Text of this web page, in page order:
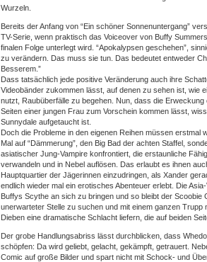
Wurzeln.
Bereits der Anfang von “Ein schöner Sonnenuntergang”
TV-Serie, wenn praktisch das Voiceover von Buffy
finalen Folge unterlegt wird. “Apokalypsen geschehen”,
zu verändern. Das muss sie tun. Das bedeutet entweder
Besserem.”
Dass tatsächlich jede positive Veränderung auch ihre
Videobänder zukommen lässt, auf denen zu sehen ist, wie
nutzt, Raubüberfälle zu begehen. Nun, dass die
Seiten einer jungen Frau zum Vorschein kommen lässt,
Sunnydale aufgetaucht ist.
Doch die Probleme in den eigenen Reihen müssen erstmal
Mal auf “Dämmerung”, den Big Bad der achten Staffel,
asiatischer Jung-Vampire konfrontiert, die erstaunliche
verwandeln und in Nebel auflösen. Das erlaubt es ihnen
Hauptquartier der Jägerinnen einzudringen, als Xander
endlich wieder mal ein erotisches Abenteuer erlebt. Die
Buffys Scythe an sich zu bringen und so bleibt der
unerwarteter Stelle zu suchen und mit einem ganzen
Dieben eine dramatische Schlacht liefern, die auf beiden
Der grobe Handlungsabriss lässt durchblicken, dass
schöpfen: Da wird geliebt, gelacht, gekämpft, getrauert.
Comic auf große Bilder und spart nicht mit Schock- und